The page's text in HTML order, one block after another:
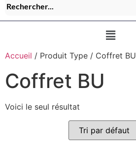
Accueil / Produit Type / Coffret BU
Coffret BU
Voici le seul résultat